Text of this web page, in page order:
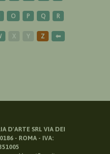
O P Q R
X Y Z ⬅
D'ARTE SRL VIA DEI
- ROMA - IVA: